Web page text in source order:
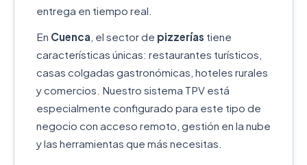
entrega en tiempo real.
En Cuenca , el sector de pizzerías tiene
características únicas: restaurantes turísticos,
casas colgadas gastronómicas, hoteles rurales
y comercios. Nuestro sistema TPV está
especialmente configurado para este tipo de
negocio con acceso remoto, gestión en la nube
y las herramientas que más necesitas.